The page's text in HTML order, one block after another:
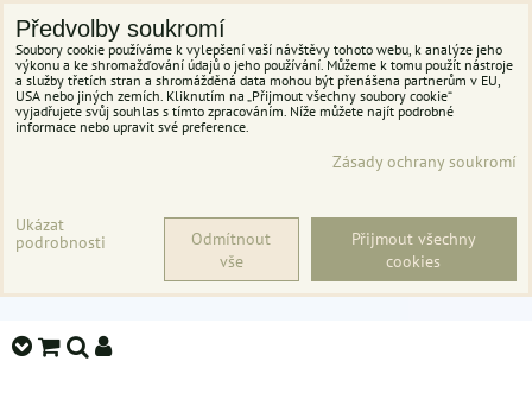
Předvolby soukromí
Soubory cookie používáme k vylepšení vaší návštěvy tohoto webu, k analýze jeho
výkonu a ke shromažďování údajů o jeho používání. Můžeme k tomu použít nástroje
a služby třetích stran a shromážděná data mohou být přenášena partnerům v EU,
USA nebo jiných zemích. Kliknutím na „Přijmout všechny soubory cookie“
vyjadřujete svůj souhlas s tímto zpracováním. Níže můžete najít podrobné
informace nebo upravit své preference.
Zásady ochrany soukromí
Ukázat
podrobnosti
Přijmout všechny
cookies
Odmítnout
vše